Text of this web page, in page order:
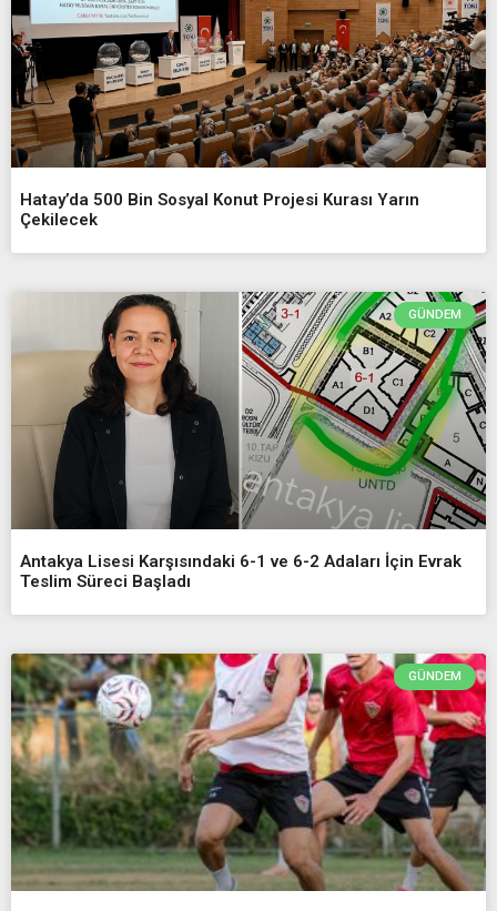
Hatay’da 500 Bin Sosyal Konut Projesi Kurası Yarın
Çekilecek
GÜNDEM
Antakya Lisesi Karşısındaki 6-1 ve 6-2 Adaları İçin Evrak
Teslim Süreci Başladı
GÜNDEM